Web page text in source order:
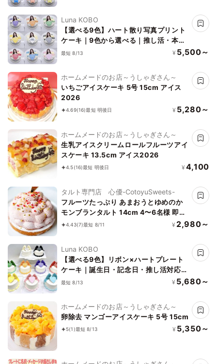
Luna KOBO
【選べる9色】ハート散り写真プリント
ケーキ｜9色から選べる｜推し活・本人
不在の誕生日会
最短 8/13 ¥ 5,500～
ホームメードのお店～うしゃぎさん～
いちごアイスケーキ 5号 15cm アイス
2026
4.69(16)最短 明後日 ¥ 5,280～
ホームメードのお店～うしゃぎさん～
生乳アイスクリームロールフルーツアイ
スケーキ 13.5cm アイス2026
4.5(16)最短 明後日 ¥ 4,100
タルト専門店 心優-CotoyuSweets-
フルーツたっぷり あまおうとゆめのか
モンブランタルト 14cm 4〜6名様 即日
出荷 お届け指定可 お取り寄せ 誕生日ケ
4.43(7)最短 8/11 ¥ 2,980～
Luna KOBO
【選べる9色】リボン×ハートプレート
ケーキ｜誕生日・記念日・推し活対応｜
写真映え◎
最短 8/13 ¥ 5,680～
ホームメードのお店～うしゃぎさん～
卵除去 マンゴーアイスケーキ 5号 15cm
5(1)最短 8/13 ¥ 5,350～